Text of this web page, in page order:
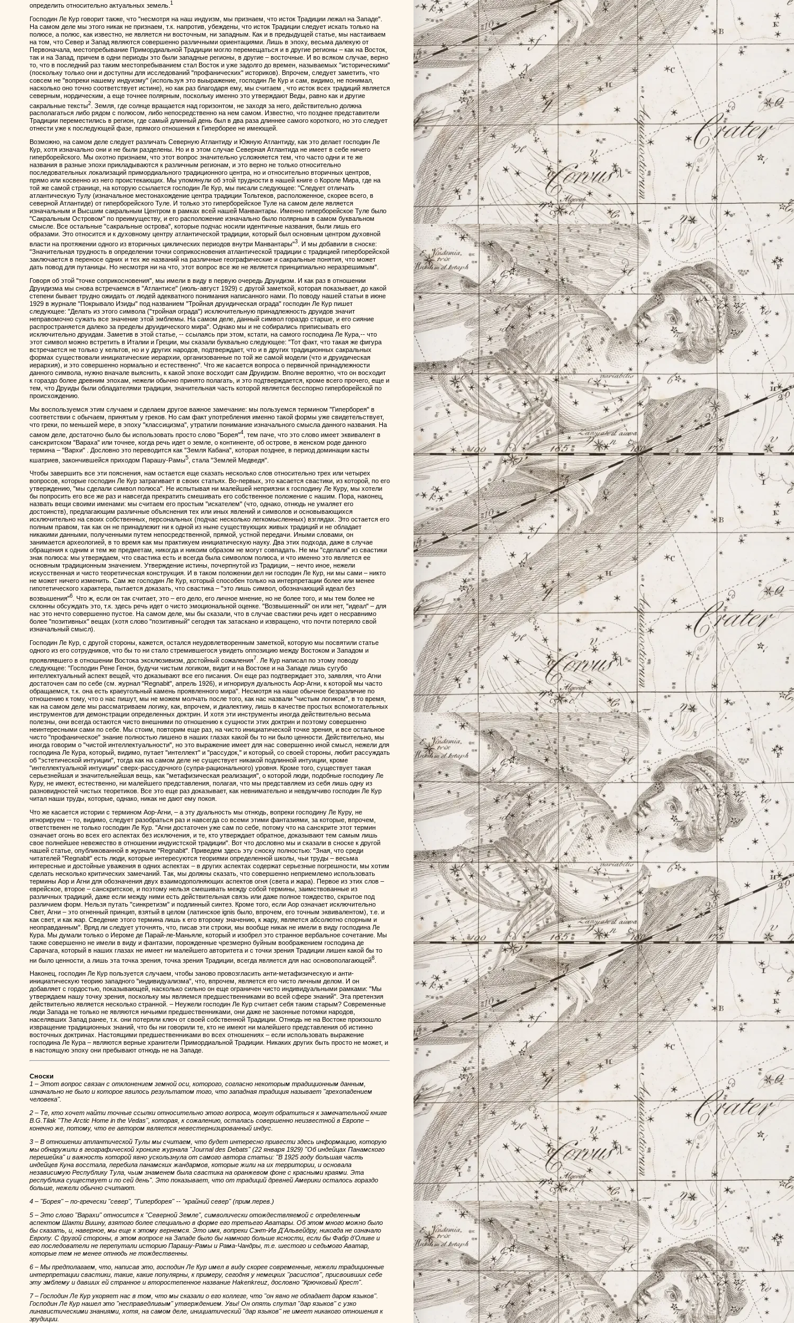
определить относительно актуальных земель. 1
Господин Ле Кур говорит также, что "несмотря на наш индуизм, мы признаем, что исток Традиции лежал на Западе".
На самом деле мы этого никак не признаем, т.к. напротив, убеждены, что исток Традиции следует искать только на
полюсе, а полюс, как известно, не является ни восточным, ни западным. Как и в предыдущей статье, мы настаиваем
на том, что Север и Запад являются совершенно различными ориентациями. Лишь в эпоху, весьма далекую от
Первоначала, местопребывание Примордиальной Традиции могло перемещаться и в другие регионы – как на Восток,
так и на Запад, причем в одни периоды это были западные регионы, в другие – восточные. И во всяком случае, верно
то, что в последний раз таким местопребыванием стал Восток и уже задолго до времен, называемых "историческими"
(поскольку только они и доступны для исследований "профанических" историков). Впрочем, следует заметить, что
совсем не "вопреки нашему индуизму" (используя это выыражение, господин Ле Кур и сам, видимо, не понимал,
насколько оно точно соответствует истине), но как раз благодаря ему, мы считаем , что исток всех традиций является
северным, нордическим, а еще точнее полярным, поскольку именно это утверждают Веды, равно как и другие
сакральные тексты2 . Земля, где солнце вращается над горизонтом, не заходя за него, действительно должна
располагаться либо рядом с полюсом, либо непосредственно на нем самом. Известно, что позднее представители
Традиции переместились в регион, где самый длинный день был в два раза длиннее самого короткого, но это следует
отнести уже к последующей фазе, прямого отношения к Гиперборее не имеющей.
Возможно, на самом деле следует различать Северную Атлантиду и Южную Атлантиду, как это делает господин Ле
Кур, хотя изначально они и не были разделены. Но и в этом случае Северная Атлантида не имеет в себе ничего
гиперборейского. Мы охотно признаем, что этот вопрос значительно усложняется тем, что часто одни и те же
названия в разные эпохи прикладываются к различным регионам, и это верно не только относительно
последовательных локализаций примордиального традиционного центра, но и относительно вторичных центров,
прямо или косвенно из него проистекающих. Мы упомянули об этой трудности в нашей книге о Короле Мира, где на
той же самой странице, на которую ссылается господин Ле Кур, мы писали следующее: "Следует отличать
атлантическую Тулу (изначальное местонахождение центра традиции Тольтеков, расположенное, скорее всего, в
северной Атлантиде) от гиперборейского Туле. И только это гиперборейское Туле на самом деле является
изначальным и Высшим сакральным Центром в рамках всей нашей Манвантары. Именно гиперборейское Туле было
"Сакральным Островом" по преимуществу, и его расположение изначально было полярным в самом буквальном
смысле. Все остальные "сакральные острова", которые подчас носили идентичные названия, были лишь его
образами. Это относится и к духовному центру атлантической традиции, который был основным центром духовной
власти на протяжении одного из вторичных циклических периодов внутри Манвантары"3 . И мы добавили в сноске:
"Значительная трудность в определении точки соприкосновения атлантической традиции с традицией гиперборейской
заключается в переносе одних и тех же названий на различные географические и сакральные понятия, что может
дать повод для путаницы. Но несмотря ни на что, этот вопрос все же не является принципиально неразрешимым".
Говоря об этой "точке соприкосновения", мы имели в виду в первую очередь Друидизм. И как раз в отношении
Друидизма мы снова встречаемся в "Атлантисе" (июль-август 1929) с другой заметкой, которая показывает, до какой
степени бывает трудно ожидать от людей адекватного понимания написанного нами. По поводу нашей статьи в июне
1929 в журнале "Покрывало Изиды" под названием "Тройная друидическая ограда" господин Ле Кур пишет
следующее: "Делать из этого символа ("тройная ограда") исключительную принадлежность друидов значит
неправомочно сужать все значение этой эмблемы. На самом деле, данный символ гораздо старше, и его сияние
распространяется далеко за пределы друидического мира". Однако мы и не собирались приписывать его
исключительно друидам. Заметив в этой статье, -- ссылаясь при этом, кстати, на самого господина Ле Кура,-- что
этот символ можно встретить в Италии и Греции, мы сказали буквально следующее: "Тот факт, что такая же фигура
встречается не только у кельтов, но и у других народов, подтверждает, что и в других традиционных сакральных
формах существовали инициатические иерархии, организованные по той же самой модели (что и друидическая
иерархия), и это совершенно нормально и естественно". Что же касается вопроса о первичной принадлежности
данного символа, нужно вначале выяснить, к какой эпохе восходит сам Друидизм. Вполне вероятно, что он восходит
к гораздо более древним эпохам, нежели обычно принято полагать, и это подтверждается, кроме всего прочего, еще и
тем, что Друиды были обладателями традиции, значительная часть которой является бесспорно гиперборейской по
происхождению.
Мы воспользуемся этим случаем и сделаем другое важное замечание: мы пользуемся термином "Гиперборея" в
соответствии с обычаем, принятым у греков. Но сам факт употребления именно такой формы уже свидетельствует,
что греки, по меньшей мере, в эпоху "классицизма", утратили понимание изначального смысла данного названия. На
самом деле, достаточно было бы использовать просто слово "Борея"4 , тем паче, что это слово имеет эквивалент в
санскритском "Вараха" или точнее, когда речь идет о земле, о континенте, об острове, в женском роде данного
термина – "Вархи" . Дословно это переводится как "Земля Кабана", которая позднее, в период доминации касты
кшатриев, закончившейся приходом Парашу-Рамы5 , стала "Землей Медведя".
Чтобы завершить все эти пояснения, нам остается еще сказать несколько слов относительно трех или четырех
вопросов, которые господин Ле Кур затрагивает в своих статьях. Во-первых, это касается свастики, из которой, по его
утверждению, "мы сделали символ полюса". Не испытывая ни малейшей неприязни к господину Ле Куру, мы хотели
бы попросить его все же раз и навсегда прекратить смешивать его собственное положение с нашим. Пора, наконец,
назвать вещи своими именами: мы считаем его простым "искателем" (что, однако, отнюдь не умаляет его
достоинств), предлагающим различные объяснения тех или иных явлений и символов и основывающихся
исключительно на своих собственных, персональных (подчас несколько легкомысленных) взглядах. Это остается его
полным правом, так как он не принадлежит ни к одной из ныне существующих живых традиций и не обладает
никакими данными, полученными путем непосредственной, прямой, устной передачи. Иными словами, он
занимается археологией, в то время как мы практикуем инициатическую науку. Два этих подхода, даже в случае
обращения к одним и тем же предметам, никогда и никоим образом не могут совпадать. Не мы "сделали" из свастики
знак полюса: мы утверждаем, что свастика есть и всегда была символом полюса, и что именно это является ее
основным традиционным значением. Утверждение истины, почерпнутой из Традиции, – нечто иное, нежели
искусственная и чисто теоретическая конструкция. И в таком положении дел ни господин Ле Кур, ни мы сами – никто
не может ничего изменить. Сам же господин Ле Кур, который способен только на интерпретации более или менее
гипотетического характера, пытается доказать, что свастика – "это лишь символ, обозначающий идеал без
возвышения"6 . Что ж, если он так считает, это – его дело, его личное мнение, но не более того, и мы тем более не
склонны обсуждать это, т.к. здесь речь идет о чисто эмоциональной оценке. "Возвышенный" он или нет, "идеал" – для
нас это нечто совершенно пустое. На самом деле, мы бы сказали, что в случае свастики речь идет о несравнимо
более "позитивных" вещах (хотя слово "позитивный" сегодня так затаскано и извращено, что почти потеряло свой
изначальный смысл).
Господин Ле Кур, с другой стороны, кажется, остался неудовлетворенным заметкой, которую мы посвятили статье
одного из его сотрудников, что бы то ни стало стремившегося увидеть оппозицию между Востоком и Западом и
проявлявшего в отношении Востока эксклюзивизм, достойный сожаления7 . Ле Кур написал по этому поводу
следующее: "Господин Рене Генон, будучи чистым логиком, видит и на Востоке и на Западе лишь сугубо
интеллектуальный аспект вещей, что доказывают все его писания. Он еще раз подтверждает это, заявляя, что Агни
достаточен сам по себе (см. журнал "Regnabit", апрель 1926), и игнорируя дуальность Аор-Агни, к которой мы часто
обращаемся, т.к. она есть краеугольный камень проявленного мира". Несмотря на наше обычное безразличие по
отношению к тому, что о нас пишут, мы не можем молчать после того, как нас назвали "чистым логиком", в то время,
как на самом деле мы рассматриваем логику, как, впрочем, и диалектику, лишь в качестве простых вспомогательных
инструментов для демонстрации определенных доктрин. И хотя эти инструменты иногда действительно весьма
полезны, они всегда остаются чисто внешними по отношению к сущности этих доктрин и поэтому совершенно
неинтересными сами по себе. Мы стоим, повторим еще раз, на чисто инициатической точке зрения, и все остальное
чисто "профаническое" знание полностью лишено в наших глазах какой бы то ни было ценности. Действительно, мы
иногда говорим о "чистой интеллектуальности", но это выражение имеет для нас совершенно иной смысл, нежели для
господина Ле Кура, который, видимо, путает "интеллект" и "рассудок," и который, со своей стороны, любит рассуждать
об "эстетической интуиции", тогда как на самом деле не существует никакой подлинной интуиции, кроме
"интеллектуальной интуиции" сверх-рассудочного (супра-рационального) уровня. Кроме того, существует такая
серьезнейшая и значительнейшая вещь, как "метафизическая реализация", о которой люди, подобные господину Ле
Куру, не имеют, естественно, ни малейшего представления, полагая, что мы представляем из себя лишь одну из
разновидностей чистых теоретиков. Все это еще раз доказывает, как невнимательно и невдумчиво господин Ле Кур
читал наши труды, которые, однако, никак не дают ему покоя.
Что же касается истории с термином Аор-Агни, – а эту дуальность мы отнюдь, вопреки господину Ле Куру, не
игнорируем -- то, видимо, следует разобраться раз и навсегда со всеми этими фантазиями, за которые, впрочем,
ответственен не только господин Ле Кур. "Агни достаточен уже сам по себе, потому что на санскрите этот термин
означает огонь во всех его аспектах без исключения, и те, кто утверждает обратное, доказывают тем самым лишь
свое полнейшее невежество в отношении индуистской традиции". Вот что дословно мы и сказали в сноске к другой
нашей статье, опубликованной в журнале "Regnabit". Приведем здесь эту сноску полностью: "Зная, что среди
читателей "Regnabit" есть люди, которые интересуются теориями определенной школы, чьи труды – весьма
интересные и достойные уважения в одних аспектах – в других аспектах содержат серьезные погрешности, мы хотим
сделать несколько критических замечаний. Так, мы должны сказать, что совершенно неприемлемо использовать
термины Аор и Агни для обозначения двух взаимодополняющих аспектов огня (света и жара). Первое из этих слов –
еврейское, второе – санскритское, и поэтому нельзя смешивать между собой термины, заимствованные из
различных традиций, даже если между ними есть действительная связь или даже полное тождество, скрытое под
различием форм. Нельзя путать "синкретизм" и подлинный синтез. Кроме того, если Аор означает исключительно
Свет, Агни – это огненный принцип, взятый в целом (латинское ignis было, впрочем, его точным эквивалентом), т.е. и
как свет, и как жар. Сведение этого термина лишь к его второму значению, к жару, является абсолютно спорным и
неоправданным". Вряд ли следует уточнять, что, писав эти строки, мы вообще никак не имели в виду господина Ле
Кура. Мы думали только о Иероме де Парай-ле-Маньяле, который и изобрел это странное вербальное сочетание. Мы
также совершенно не имели в виду и фантазии, порожденные чрезмерно буйным воображением господина де
Сарачага, который в наших глазах не имеет ни малейшего авторитета и с точки зрения Традиции лишен какой бы то
ни было ценности, а лишь эта точка зрения, точка зрения Традиции, всегда является для нас основополагающей8
Наконец, господин Ле Кур пользуется случаем, чтобы заново провозгласить анти-метафизическую и анти-
инициатическую теорию западного "индивидуализма", что, впрочем, является его чисто личным делом. И он
добавляет с гордостью, показывающей, насколько сильно он еще ограничен чисто индивидуальными рамками: "Мы
утверждаем нашу точку зрения, поскольку мы являемся предшественниками во всей сфере знаний". Эта претензия
действительно является несколько странной. – Неужели господин Ле Кур считает себя таким старым? Современные
люди Запада не только не являются ничьими предшественниками, они даже не законные потомки народов,
населявших Запад ранее, т.к. они потеряли ключ от своей собственной Традиции. Отнюдь не на Востоке произошло
извращение традиционных знаний, что бы ни говорили те, кто не имеют ни малейшего представления об истинно
восточных доктринах. Настоящими предшественниками во всех отношениях – если использовать выражение
господина Ле Кура – являются верные хранители Примордиальной Традиции. Никаких других быть просто не может, и
в настоящую эпоху они пребывают отнюдь не на Западе.
Сноски
1 – Этот вопрос связан с отклонением земной оси, которого, согласно некоторым традиционным данным,
изначально не было и которое явилось результатом того, что западная традиция называет "грехопадением
человека".
2 – Те, кто хочет найти точные ссылки относительно этого вопроса, могут обратиться к замечательной книге
B.G.Tilak "The Arctic Home in the Vedas", которая, к сожалению, осталась совершенно неизвестной в Европе –
конечно же, потому, что ее автором является невестернизированный индус.
3 – В отношении атлантической Тулы мы считаем, что будет интересно привести здесь информацию, которую
мы обнаружили в географической хронике журнала "Journal des Debats" (22 января 1929) "Об индейцах Панамского
перешейка" и важность которой явно ускользнула от самого автора статьи: "В 1925 году большая часть
индейцев Куна восстала, перебила панамских жандармов, которые жили на их территории, и основала
независимую Республику Тула, чьим знаменем была свастика на оранжевом фоне с красными краями. Эта
республика существует и по сей день". Это показывает, что от традиций древней Америки осталось гораздо
больше, нежели обычно считают.
4 – "Борея" – по-гречески "север", "Гиперборея" -- "крайний север" (прим.перев.)
5 – Это слово "Варахи" относится к "Северной Земле", символически отождествляемой с определенным
аспектом Шакти Вишну, взятого более специально в форме его третьего Аватары. Об этом много можно было
бы сказать, и, наверное, мы еще к этому вернемся. Это имя, вопреки Сэнт-Ив Д'Альвейдру, никогда не означало
Европу. С другой стороны, в этом вопросе на Западе было бы намного больше ясности, если бы Фабр д'Оливе и
его последователи не перепутали историю Парашу-Рамы и Рама-Чандры, т.е. шестого и седьмого Аватар,
которые тем не менее отнюдь не тождественны.
6 – Мы предполагаем, что, написав это, господин Ле Кур имел в виду скорее современные, нежели традиционные
интерпретации свастики, такие, какие популярны, к примеру, сегодня у немецких "расистов", присвоивших себе
эту эмблему и давших ей странное и второстепенное название Hakenkreuz, дословно "Крючковый Крест".
7 – Господин Ле Кур укоряет нас в том, что мы сказали о его коллеге, что "он явно не обладает даром языков".
Господин Ле Кур нашел это "несправедливым" утверждением. Увы! Он опять спутал "дар языков" с узко
лингвистическими знаниями, хотя, на самом деле, инициатический "дар языков" не имеет никакого отношения к
эрудиции.